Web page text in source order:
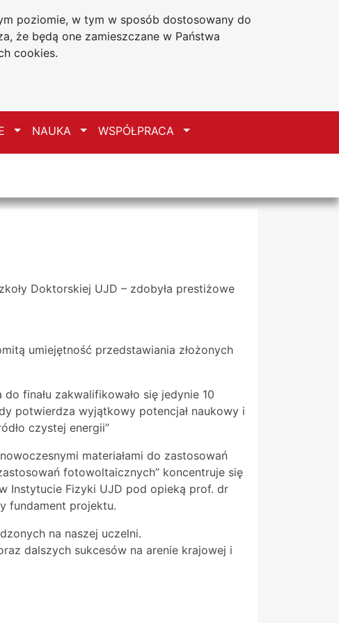
poziomie, w tym w sposób dostosowany do
że będą one zamieszczane w Państwa
cookies.
Deklaracja dostępności
Przełącz
NAUKA Przełącz
WSPÓŁPRACA Przełącz
Doktorskiej UJD – zdobyła prestiżowe
umiejętność przedstawiania złożonych
finału zakwalifikowało się jedynie 10
potwierdza wyjątkowy potencjał naukowy i
czystej energii”
materiałami do zastosowań
fotowoltaicznych” koncentruje się
Instytucie Fizyki UJD pod opieką prof. dr
fundament projektu.
na naszej uczelni.
dalszych sukcesów na arenie krajowej i